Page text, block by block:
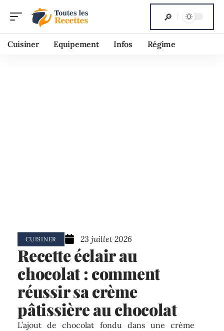
Cuisiner Equipement Infos Régime
CUISINER 23 juillet 2026
Recette éclair au
chocolat : comment
réussir sa crème
pâtissière au chocolat
L’ajout de chocolat fondu dans une crème